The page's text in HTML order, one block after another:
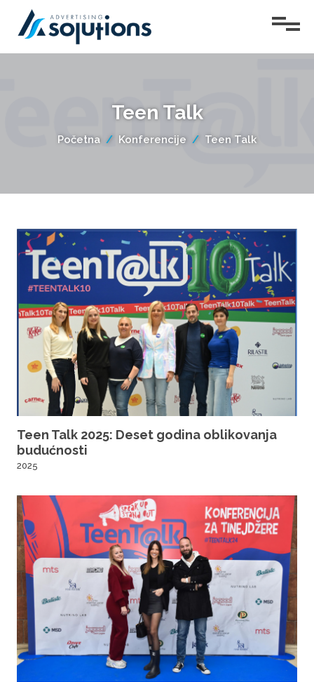
Konferencije
Teen
Talk
Lepota
žene
MindUp
2026
Kontakt
Teen Talk
Početna Konferencije Teen Talk
Teen Talk 2025: Deset godina oblikovanja
budućnosti
2025